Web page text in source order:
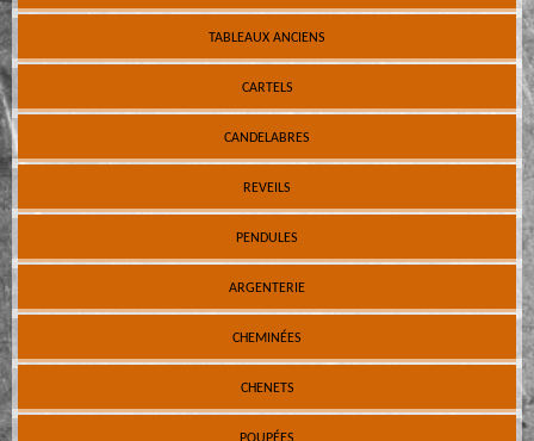
TABLEAUX ANCIENS
CARTELS
CANDELABRES
REVEILS
PENDULES
ARGENTERIE
CHEMINÉES
CHENETS